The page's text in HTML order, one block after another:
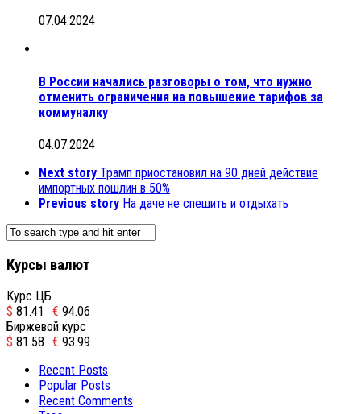
07.04.2024
В России начались разговоры о том, что нужно
отменить ограничения на повышение тарифов за
коммуналку
04.07.2024
Next story Трамп приостановил на 90 дней действие
импортных пошлин в 50%
Previous story На даче не спешить и отдыхать
Курсы валют
Курс ЦБ
$ 81.41 € 94.06
Биржевой курс
$ 81.58 € 93.99
Recent Posts
Popular Posts
Recent Comments